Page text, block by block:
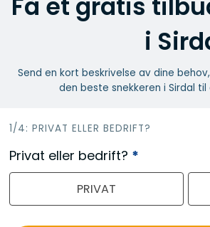
Få et gratis
i
Send en kort beskrivelse av dine
den beste snekkeren i Sirdal
h
e
r
1/4: PRIVAT ELLER BEDRIFT?
Privat eller bedrift? *
PRIVAT